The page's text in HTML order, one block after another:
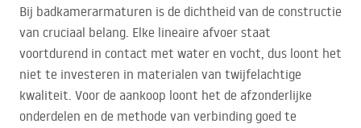
Bij badkamerarmaturen is de dichtheid van de constructie
van cruciaal belang. Elke lineaire afvoer staat
voortdurend in contact met water en vocht, dus loont het
niet te investeren in materialen van twijfelachtige
kwaliteit. Voor de aankoop loont het de afzonderlijke
onderdelen en de methode van verbinding goed te